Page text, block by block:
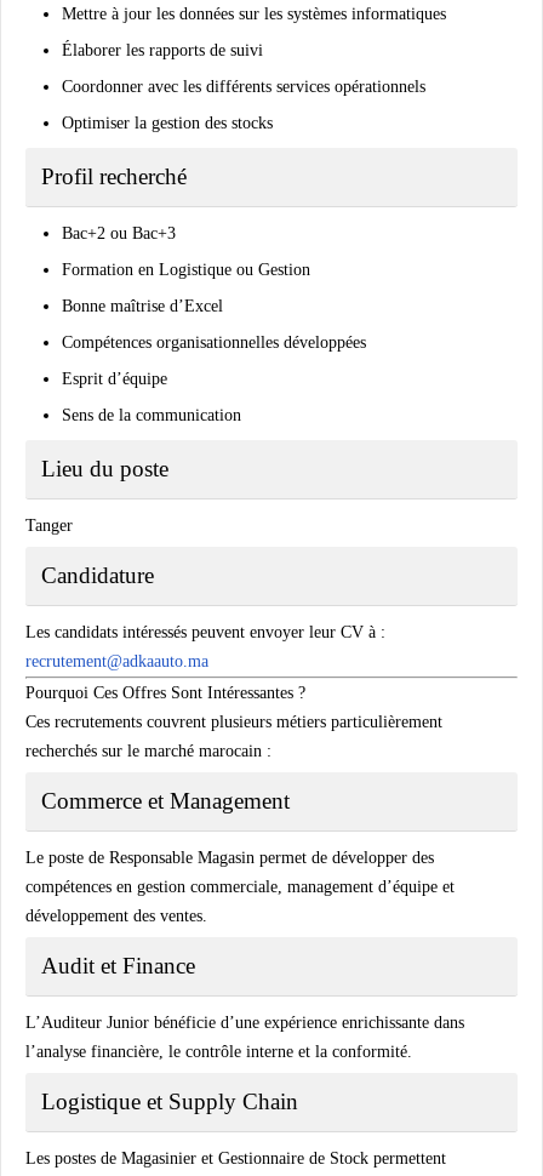
Mettre à jour les données sur les systèmes informatiques
Élaborer les rapports de suivi
Coordonner avec les différents services opérationnels
Optimiser la gestion des stocks
Profil recherché
Bac+2 ou Bac+3
Formation en Logistique ou Gestion
Bonne maîtrise d’Excel
Compétences organisationnelles développées
Esprit d’équipe
Sens de la communication
Lieu du poste
Tanger
Candidature
Les candidats intéressés peuvent envoyer leur CV à :
recrutement@adkaauto.ma
Pourquoi Ces Offres Sont Intéressantes ?
Ces recrutements couvrent plusieurs métiers particulièrement
recherchés sur le marché marocain :
Commerce et Management
Le poste de Responsable Magasin permet de développer des
compétences en gestion commerciale, management d’équipe et
développement des ventes.
Audit et Finance
L’Auditeur Junior bénéficie d’une expérience enrichissante dans
l’analyse financière, le contrôle interne et la conformité.
Logistique et Supply Chain
Les postes de Magasinier et Gestionnaire de Stock permettent